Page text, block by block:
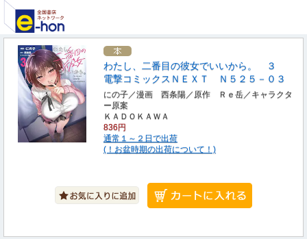
わたし、二番目の彼女でいいから。 ３
電撃コミックスＮＥＸＴ Ｎ５２５－０３
にの子／漫画 西条陽／原作 Ｒｅ岳／キャラクタ
ー原案
ＫＡＤＯＫＡＷＡ
836円
通常１～２日で出荷
(！お盆時期の出荷について！)